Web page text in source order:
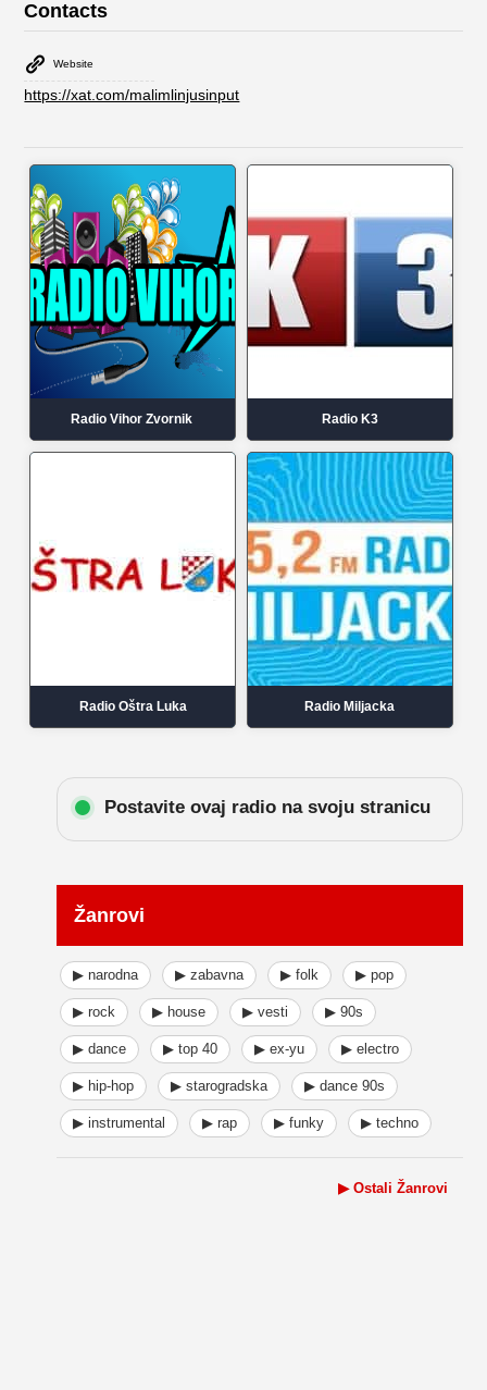
Contacts
Website
https://xat.com/malimlinjusinput
Radio Vihor Zvornik Radio K3
Radio Oštra Luka Radio Miljacka
Postavite ovaj radio na svoju stranicu
Žanrovi
▶ narodna ▶ zabavna ▶ folk ▶ pop
▶ rock ▶ house ▶ vesti ▶ 90s
▶ dance ▶ top 40 ▶ ex-yu ▶ electro
▶ hip-hop ▶ starogradska ▶ dance 90s
▶ instrumental ▶ rap ▶ funky ▶ techno
▶ Ostali Žanrovi